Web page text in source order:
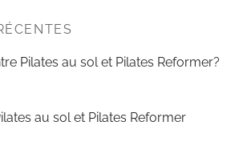
Pilates au sol et Pilates Reformer?
au sol et Pilates Reformer